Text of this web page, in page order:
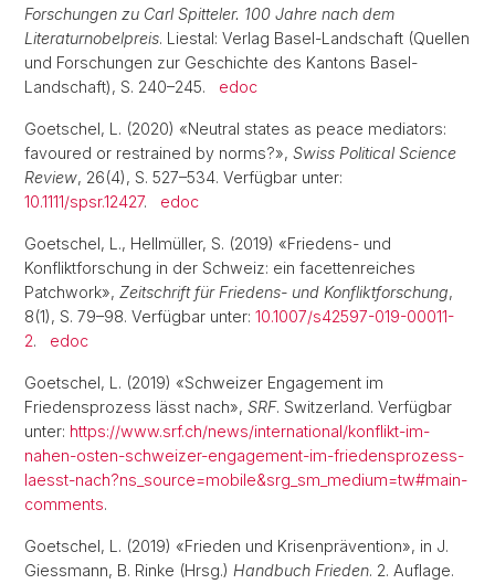
Forschungen zu Carl Spitteler. 100 Jahre nach dem
Literaturnobelpreis. Liestal: Verlag Basel-Landschaft (Quellen
und Forschungen zur Geschichte des Kantons Basel-
Landschaft), S. 240–245. edoc
Goetschel, L. (2020) «Neutral states as peace mediators:
favoured or restrained by norms?», Swiss Political Science
Review, 26(4), S. 527–534. Verfügbar unter:
10.1111/spsr.12427. edoc
Goetschel, L., Hellmüller, S. (2019) «Friedens- und
Konfliktforschung in der Schweiz: ein facettenreiches
Patchwork», Zeitschrift für Friedens- und Konfliktforschung,
8(1), S. 79–98. Verfügbar unter: 10.1007/s42597-019-00011-
2. edoc
Goetschel, L. (2019) «Schweizer Engagement im
Friedensprozess lässt nach», SRF. Switzerland. Verfügbar
unter: https://www.srf.ch/news/international/konflikt-im-
nahen-osten-schweizer-engagement-im-friedensprozess-
laesst-nach?ns_source=mobile&srg_sm_medium=tw#main-
comments.
Goetschel, L. (2019) «Frieden und Krisenprävention», in J.
Giessmann, B. Rinke (Hrsg.) Handbuch Frieden. 2. Auflage.